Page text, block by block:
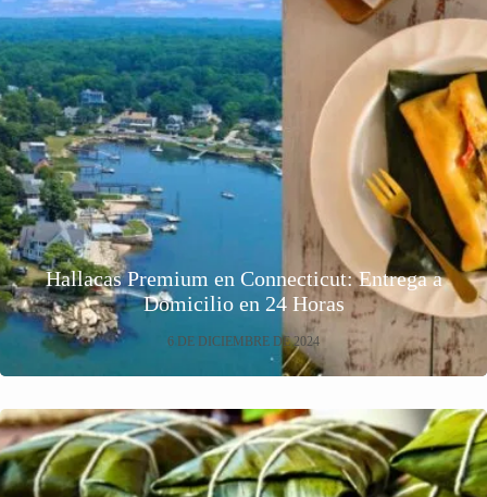
Hallacas Premium en Connecticut: Entrega a
Domicilio en 24 Horas
6 DE DICIEMBRE DE 2024